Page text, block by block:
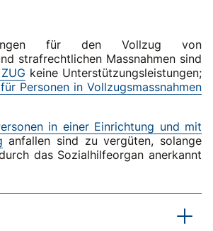
für den Vollzug von
strafrechtlichen Massnahmen sind
keine Unterstützungsleistungen;
Personen in Vollzugsmassnahmen
in einer Einrichtung und mit
anfallen sind zu vergüten, solange
das Sozialhilfeorgan anerkannt